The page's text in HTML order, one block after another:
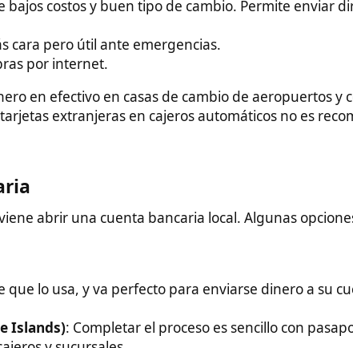
una cuenta bancaria local. Algunas opciones recomendadas
y va perfecto para enviarse dinero a su cuenta desde
: Completar el proceso es sencillo con pasaporte al día.
su gran presencia.
en caso de accidentes o enfermedades. Las
lo que muchos optan por contratar seguros médicos